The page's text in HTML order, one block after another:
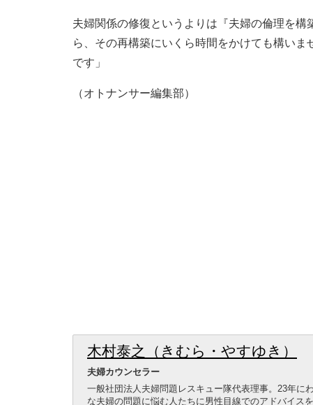
夫婦関係の修復というよりは『夫婦の倫理を
ら、その再構築にいくら時間をかけても構い
です」
（オトナンサー編集部）
木村泰之（きむら・やすゆき）
夫婦カウンセラー
一般社団法人夫婦問題レスキュー隊代表理事。23年に
な夫婦の問題に悩む人たちに男性目線でのアドバイス